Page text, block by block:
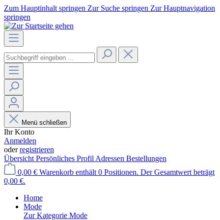
Zum Hauptinhalt springen Zur Suche springen Zur Hauptnavigation
springen
Menü schließen
Ihr Konto
Anmelden
oderregistrieren
Übersicht Persönliches Profil Adressen Bestellungen
0,00 € Warenkorb enthält 0 Positionen. Der Gesamtwert beträgt
0,00 €.
Home
Mode
Zur Kategorie Mode